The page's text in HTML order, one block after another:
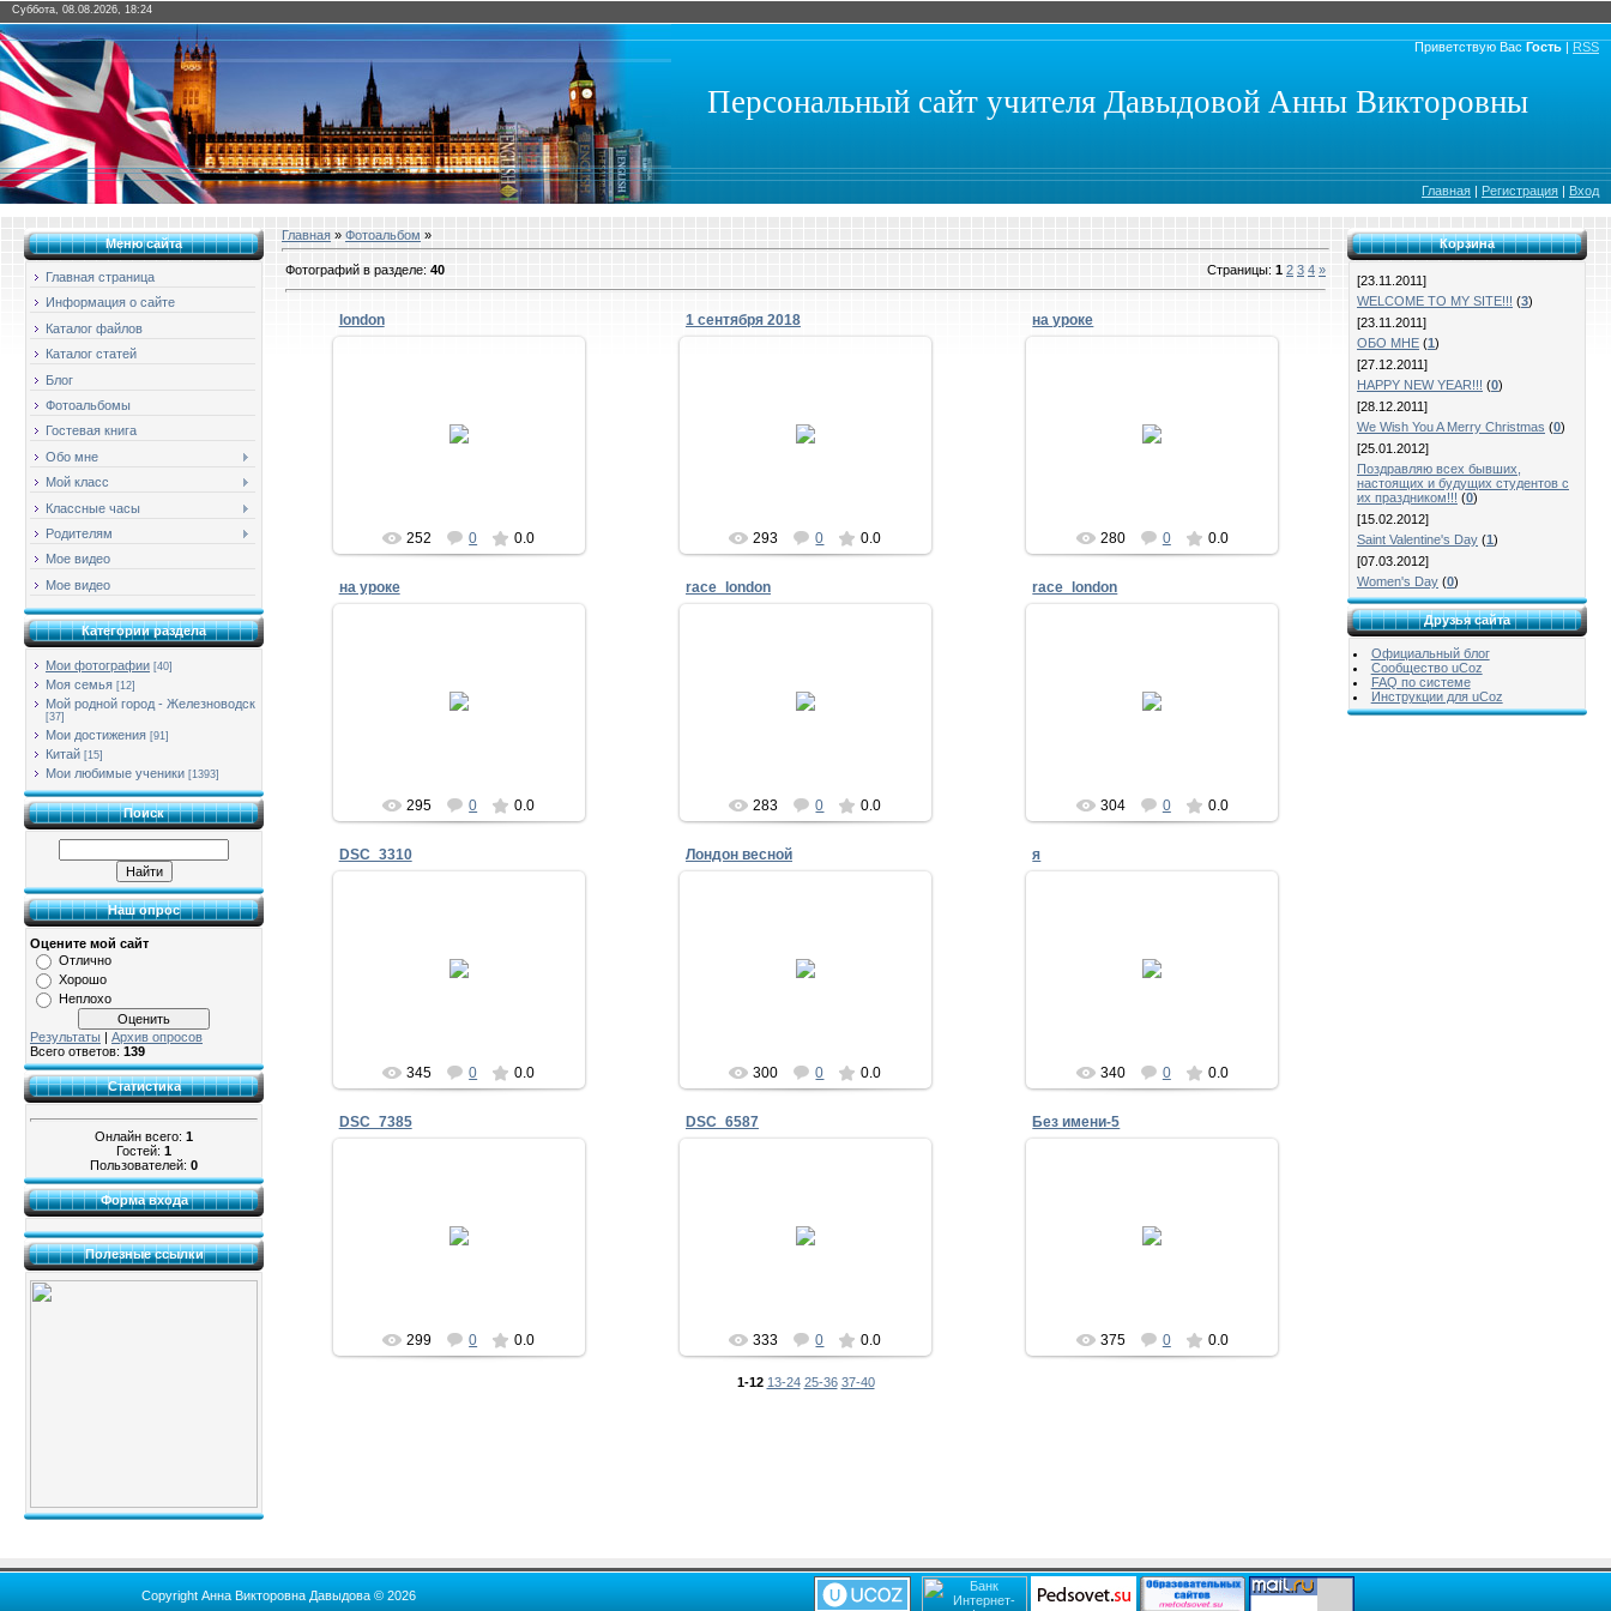
Суббота, 08.08.2026, 18:24
Приветствую Вас Гость | RSS
Персональный сайт учителя Давыдовой Анны Викторовны
Главная | Регистрация | Вход
Меню сайта
Главная страница
Информация о сайте
Каталог файлов
Каталог статей
Блог
Фотоальбомы
Гостевая книга
Обо мне
Мой класс
Классные часы
Родителям
Мое видео
Мое видео
Категории раздела
Мои фотографии [40]
Моя семья [12]
Мой родной город - Железноводск
[37]
Мои достижения [91]
Китай [15]
Мои любимые ученики [1393]
Поиск
Наш опрос
Оцените мой сайт
Отлично
Хорошо
Неплохо
Результаты | Архив опросов
Всего ответов: 139
Статистика
Онлайн всего: 1
Гостей: 1
Пользователей: 0
Форма входа
Полезные ссылки
Главная » Фотоальбом »
Фотографий в разделе: 40 Страницы: 1 2 3 4 »
london
252 0 0.0
1 сентября 2018
293 0 0.0
на уроке
280 0 0.0
на уроке
295 0 0.0
race_london
283 0 0.0
race_london
304 0 0.0
DSC_3310
345 0 0.0
Лондон весной
300 0 0.0
я
340 0 0.0
DSC_7385
299 0 0.0
DSC_6587
333 0 0.0
Без имени-5
375 0 0.0
1-12 13-24 25-36 37-40
Корзина
[23.11.2011]
WELCOME TO MY SITE!!! (3)
[23.11.2011]
ОБО МНЕ (1)
[27.12.2011]
HAPPY NEW YEAR!!! (0)
[28.12.2011]
We Wish You A Merry Christmas (0)
[25.01.2012]
Поздравляю всех бывших,
настоящих и будущих студентов с
их праздником!!! (0)
[15.02.2012]
Saint Valentine's Day (1)
[07.03.2012]
Women's Day (0)
Друзья сайта
Официальный блог
Сообщество uCoz
FAQ по системе
Инструкции для uCoz
Copyright Анна Викторовна Давыдова © 2026